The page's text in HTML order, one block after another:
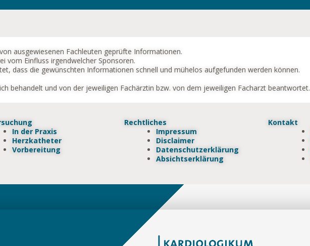
ausgewiesenen Fachleuten geprüfte Informationen.
vom Einfluss irgendwelcher Sponsoren.
dass die gewünschten Informationen schnell und mühelos aufgefunden werden können.
behandelt und von der jeweiligen Fachärztin bzw. von dem jeweiligen Facharzt beantwortet.
In der Praxis
Herzkatheter
Vorbereitung
Rechtliches
Impressum
Disclaimer
Datenschutzerklärung
Absichtserklärung
Kontakt